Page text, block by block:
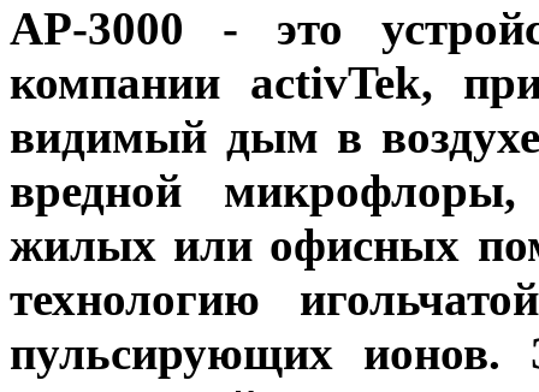
AP-3000 - это
компании activTek,
видимый дым в
вредной
жилых или офисных
технологию
пульсирующих ионов.